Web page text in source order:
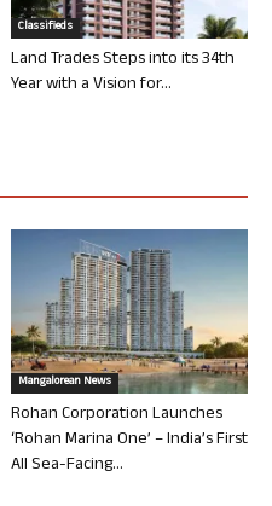
Classifieds
Land Trades Steps into its 34th
Year with a Vision for...
Mangalorean News
Rohan Corporation Launches
‘Rohan Marina One’ – India’s First
All Sea-Facing...